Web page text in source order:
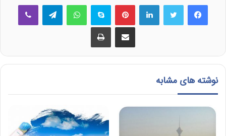
فیس بوک لینکدین ‫پین‌ترست اسکایپ واتس آپ
اشتراک گذاری از طریق ایمیل چاپ
نوشته های مشابه